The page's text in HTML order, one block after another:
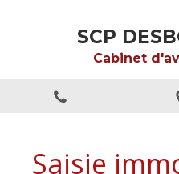
SCP
Cabinet
Saisie